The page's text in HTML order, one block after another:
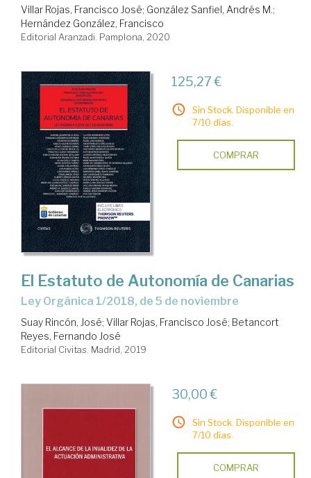
Villar Rojas, Francisco José; González Sanfiel, Andrés M.;
Hernández González, Francisco
Editorial Aranzadi. Pamplona, 2020
125,27 €
Sin Stock. Disponible en
7/10 días.
COMPRAR
El Estatuto de Autonomía de Canarias
Ley Orgánica 1/2018, de 5 de noviembre
Suay Rincón, José; Villar Rojas, Francisco José; Betancort
Reyes, Fernando José
Editorial Civitas. Madrid, 2019
30,00 €
Sin Stock. Disponible en
7/10 días.
COMPRAR